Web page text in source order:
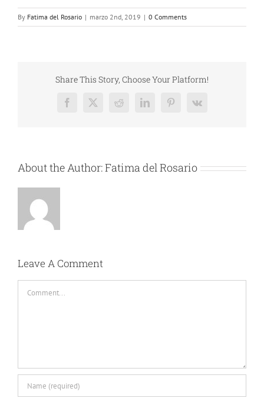
By Fatima del Rosario | marzo 2nd, 2019 | 0 Comments
Share This Story, Choose Your Platform!
Facebook
X RedditLinkedInPinterest
Vk
About the Author:Fatima del Rosario
Leave A Comment